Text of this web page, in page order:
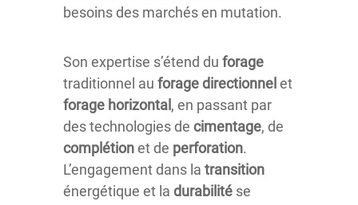
besoins des marchés en mutation.
Son expertise s’étend du forage
traditionnel au forage directionnel et
forage horizontal , en passant par
des technologies de cimentage, de
complétionet de perforation.
L’engagement dans la transition
énergétique et la durabilité se